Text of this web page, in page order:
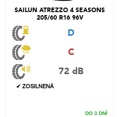
SAILUN ATREZZO 4 SEASONS
205/60 R16 96V
D
C
72 dB
✔ ZOSILNENÁ
DO 3 DNÍ